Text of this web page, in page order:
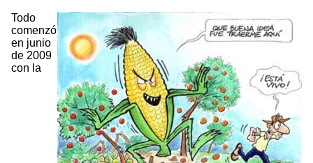
Todo
comenzó
en junio
de 2009
con la